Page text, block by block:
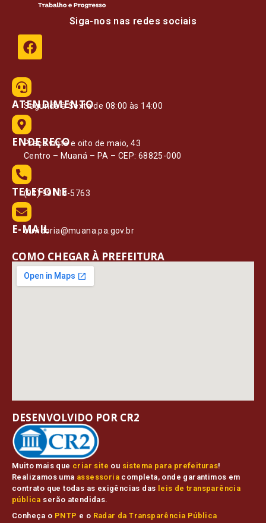
Siga-nos nas redes sociais
ATENDIMENTO
Segunda à Sexta de 08:00 às 14:00
ENDEREÇO
Praça vinte e oito de maio, 43
Centro – Muaná – PA – CEP: 68825-000
TELEFONE
(91) 99108-5763
E-MAIL
ouvidoria@muana.pa.gov.br
COMO CHEGAR À PREFEITURA
Muito mais que criar site ou sistema para prefeituras!
Realizamos uma assessoria completa, onde garantimos em
contrato que todas as exigências das leis de transparência
pública serão atendidas.
Conheça o PNTP e o Radar da Transparência Pública
DESENVOLVIDO POR CR2